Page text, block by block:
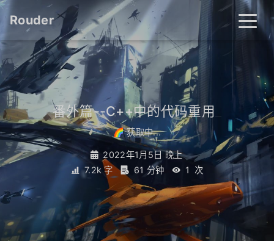
Rouder
番外篇--C++中的代码重用
🌈 获取中...
2022年1月5日 晚上
7.2k 字
61 分钟 1 次